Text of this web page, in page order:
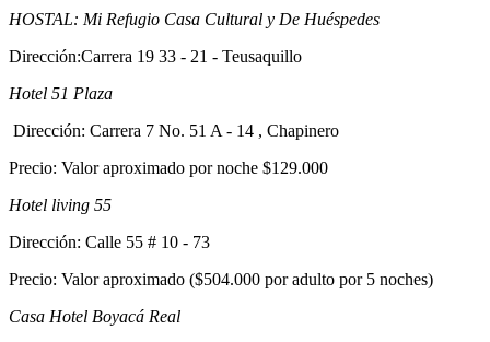
HOSTAL: Mi Refugio Casa Cultural y De Huéspedes
Dirección:Carrera 19 33 - 21 - Teusaquillo
Hotel 51 Plaza
Dirección: Carrera 7 No. 51 A - 14 , Chapinero
Precio: Valor aproximado por noche $129.000
Hotel living 55
Dirección: Calle 55 # 10 - 73
Precio: Valor aproximado ($504.000 por adulto por 5 noches)
Casa Hotel Boyacá Real